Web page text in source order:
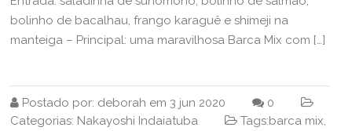
bolinho de bacalhau, frango karaguê e shimeji na
manteiga – Principal: uma maravilhosa Barca Mix com […]
Postado por: deborah em3 jun 2020
0
Categorias: Nakayoshi Indaiatuba Tags:barca mix,